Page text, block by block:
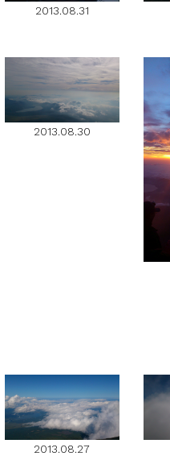
2013.08.31
2013.08.30
2013.08.27